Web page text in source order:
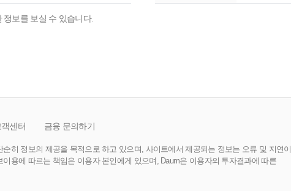
보를 보실 수 있습니다.
센터 금융 문의하기
순히 정보의 제공을 목적으로 하고 있으며, 사이트에서 제공되는 정보는 오류 및 지연이
용에 따르는 책임은 이용자 본인에게 있으며, Daum은 이용자의 투자결과에 따른